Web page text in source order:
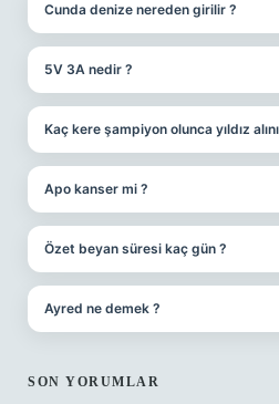
Cunda denize nereden girilir ?
5V 3A nedir ?
Kaç kere şampiyon olunca yıldız
Apo kanser mi ?
Özet beyan süresi kaç gün ?
Ayred ne demek ?
SON YORUMLAR